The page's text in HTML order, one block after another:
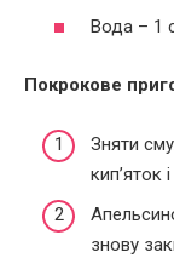
Вода – 1
Покрокове
Зняти
кип’яток
знову